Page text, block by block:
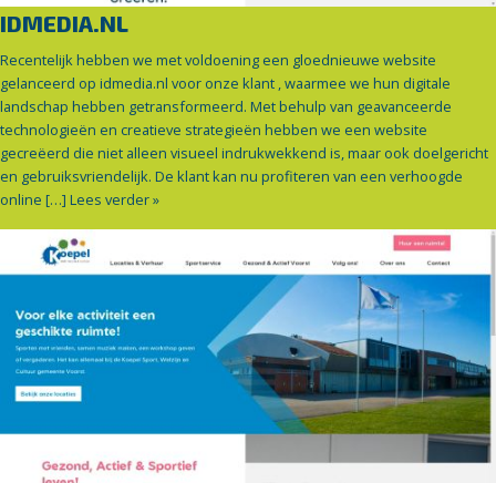
IDMEDIA.NL
Recentelijk hebben we met voldoening een gloednieuwe website
gelanceerd op idmedia.nl voor onze klant , waarmee we hun digitale
landschap hebben getransformeerd. Met behulp van geavanceerde
technologieën en creatieve strategieën hebben we een website
gecreëerd die niet alleen visueel indrukwekkend is, maar ook doelgericht
en gebruiksvriendelijk. De klant kan nu profiteren van een verhoogde
online […] Lees verder »